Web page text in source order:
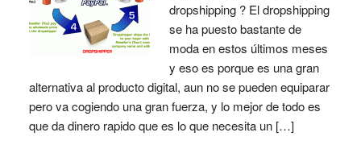
dropshipping ? El dropshipping
se ha puesto bastante de
moda en estos últimos meses
y eso es porque es una gran
alternativa al producto digital, aun no se pueden equiparar
pero va cogiendo una gran fuerza, y lo mejor de todo es
que da dinero rapido que es lo que necesita un […]